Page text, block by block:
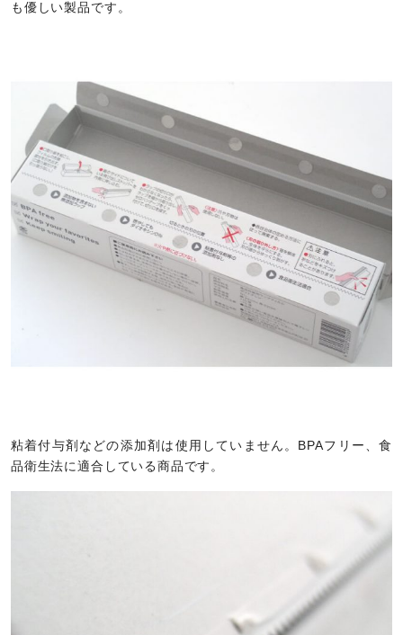
も優しい製品です。
粘着付与剤などの添加剤は使用していません。BPAフリー、食
品衛生法に適合している商品です。